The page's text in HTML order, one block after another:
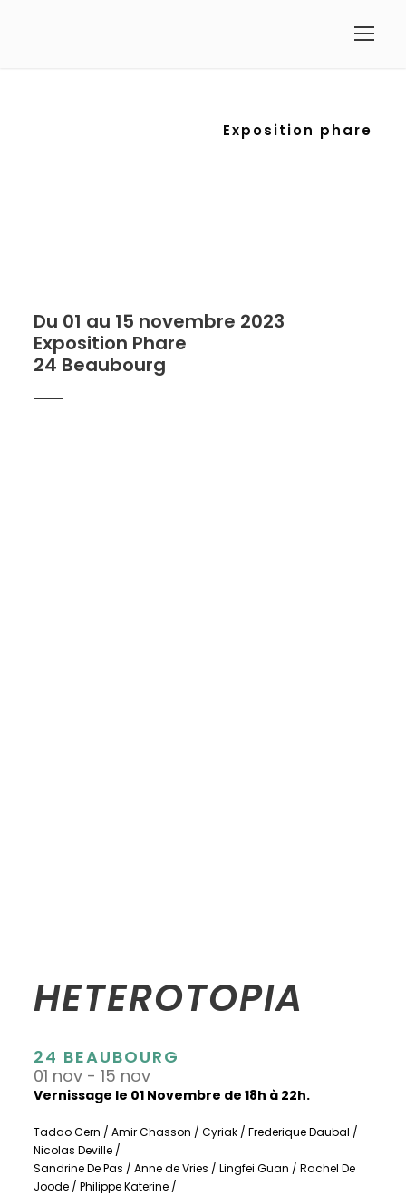
Exposition phare
Du 01 au 15 novembre 2023
Exposition Phare
24 Beaubourg
HETEROTOPIA
24 BEAUBOURG
01 nov - 15 nov
Vernissage le 01 Novembre de 18h à 22h.
Tadao Cern / Amir Chasson / Cyriak / Frederique Daubal /
Nicolas Deville /
Sandrine De Pas / Anne de Vries / Lingfei Guan / Rachel De
Joode / Philippe Katerine /